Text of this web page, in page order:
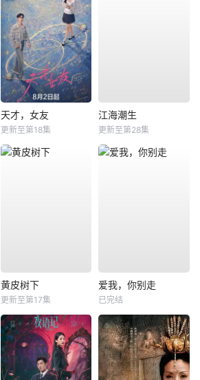
天才，女友
更新至第18集
江海潮生
更新至第28集
黄皮树下
更新至第17集
爱我，你别走
已完结